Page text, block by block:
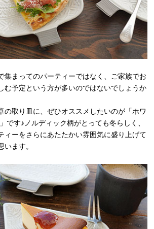
集まってのパーティーではなく、ご家族でお
む予定という方が多いのではないでしょうか
の取り皿に、ぜひオススメしたいのが「ホワ
です♪ノルディック柄がとっても冬らしく、
ィーをさらにあたたかい雰囲気に盛り上げて
います。